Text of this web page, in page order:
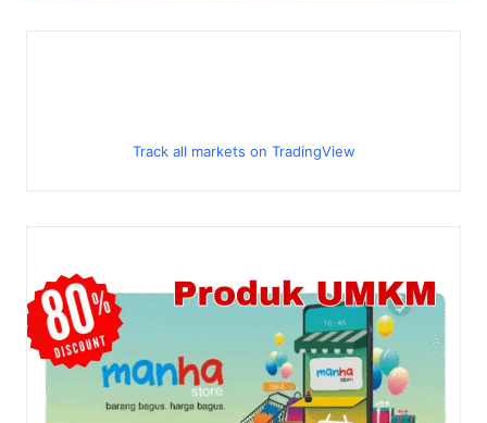
Track all markets on TradingView